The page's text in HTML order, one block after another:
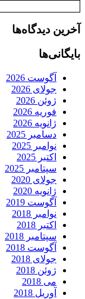
آخرین دیدگاه‌ها
بایگانی‌ها
آگوست 2026
جولای 2026
ژوئن 2026
فوریه 2026
ژانویه 2026
دسامبر 2025
نوامبر 2025
اکتبر 2025
سپتامبر 2025
جولای 2020
ژانویه 2020
آگوست 2019
نوامبر 2018
اکتبر 2018
سپتامبر 2018
آگوست 2018
جولای 2018
ژوئن 2018
می 2018
آوریل 2018